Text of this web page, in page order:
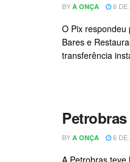
BY A ONÇA 6 DE
O Pix
Bares e
transferência
BY A ONÇA 6 DE
A Petrobras